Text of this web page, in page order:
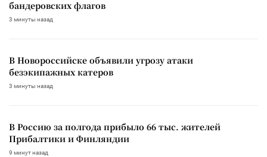
бандеровских флагов
3 минуты назад
В Новороссийске объявили угрозу атаки
безэкипажных катеров
3 минуты назад
В Россию за полгода прибыло 66 тыс. жителей
Прибалтики и Финляндии
9 минут назад